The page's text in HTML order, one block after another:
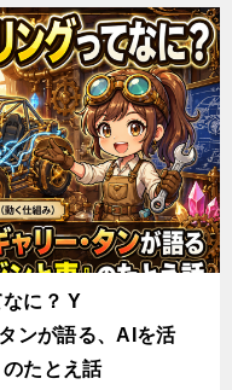
に？ Y
ンが語る、AIを活
たとえ話